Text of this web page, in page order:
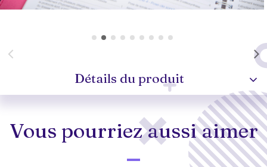
Détails du produit
Vous pourriez aussi aimer